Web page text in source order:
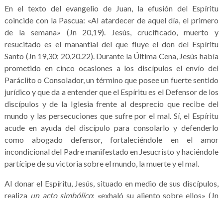
En el texto del evangelio de Juan, la efusión del Espíritu
coincide con la Pascua: «Al atardecer de aquel día, el primero
de la semana» (Jn 20,19). Jesús, crucificado, muerto y
resucitado es el manantial del que fluye el don del Espíritu
Santo (Jn 19,30; 20,20.22). Durante la Última Cena, Jesús había
prometido en cinco ocasiones a los discípulos el envío del
Paráclito o Consolador, un término que posee un fuerte sentido
jurídico y que da a entender que el Espíritu es el Defensor de los
discípulos y de la Iglesia frente al desprecio que recibe del
mundo y las persecuciones que sufre por el mal. Sí, el Espíritu
acude en ayuda del discípulo para consolarlo y defenderlo
como abogado defensor, fortaleciéndole en el amor
incondicional del Padre manifestado en Jesucristo y haciéndole
partícipe de su victoria sobre el mundo, la muerte y el mal.
Al donar el Espíritu, Jesús, situado en medio de sus discípulos,
realiza un acto simbólico: «exhaló su aliento sobre ellos» (Jn